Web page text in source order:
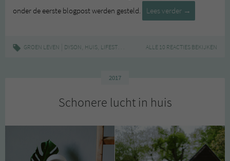
onder de eerste blogpost werden gesteld.
Lees verder Schonere
lucht
huis,
→
GROEN LEVEN DYSON, HUIS, LIFESTYLE WONENALLE 10 REACTIES BEKIJKEN
2017
Schonere lucht in huis